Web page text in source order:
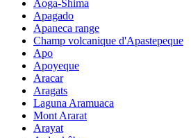
Aoga-Shima
Apagado
Apaneca range
Champ volcanique d'Apastepeque
Apo
Apoyeque
Aracar
Aragats
Laguna Aramuaca
Mont Ararat
Arayat